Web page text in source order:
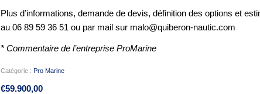
Plus d’informations, demande de devis, définition des options et
au 06 89 59 36 51 ou par mail sur malo@quiberon-nautic.com
* Commentaire de l’entreprise ProMarine
Catégorie :Pro Marine
€59.900,00